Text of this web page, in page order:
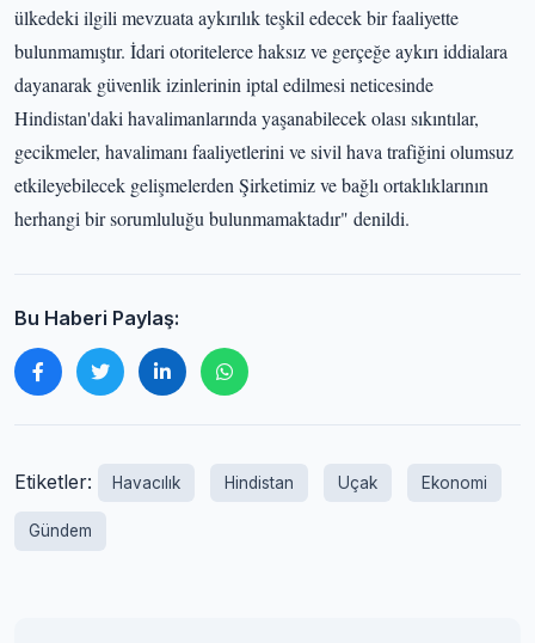
ülkedeki ilgili mevzuata aykırılık teşkil edecek bir faaliyette
bulunmamıştır. İdari otoritelerce haksız ve gerçeğe aykırı iddialara
dayanarak güvenlik izinlerinin iptal edilmesi neticesinde
Hindistan'daki havalimanlarında yaşanabilecek olası sıkıntılar,
gecikmeler, havalimanı faaliyetlerini ve sivil hava trafiğini olumsuz
etkileyebilecek gelişmelerden Şirketimiz ve bağlı ortaklıklarının
herhangi bir sorumluluğu bulunmamaktadır" denildi.
Bu Haberi Paylaş:
Etiketler: Havacılık Hindistan Uçak Ekonomi
Gündem